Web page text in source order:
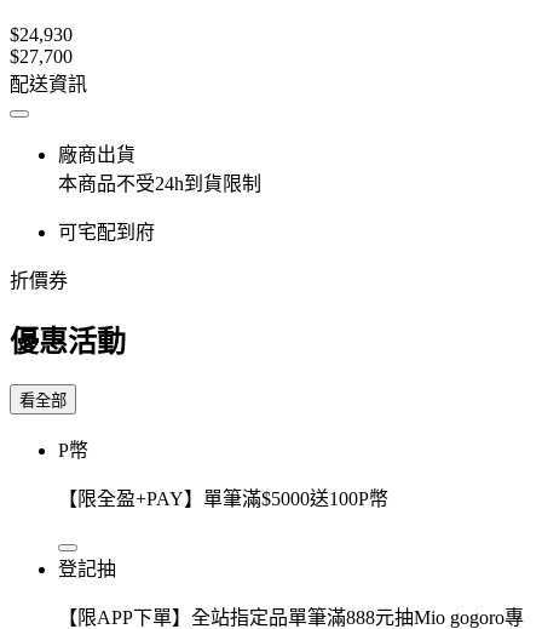
$24,930
$27,700
配送資訊
廠商出貨
本商品不受24h到貨限制
可宅配到府
折價券
優惠活動
看全部
P幣
【限全盈+PAY】單筆滿$5000送100P幣
登記抽
【限APP下單】全站指定品單筆滿888元抽Mio gogoro專